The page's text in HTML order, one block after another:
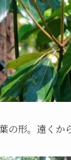
の形。遠くか